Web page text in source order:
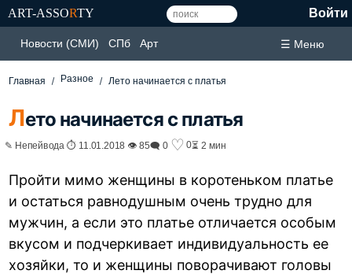
ART-ASSORTY Войти
Новости (СМИ) СПб Арт ☰ Меню
Главная Разное Лето начинается с платья
Лето начинается с платья
✎ Непейвода ⏱ 11.01.2018 👁 85🗨 0 ♡ 0⏳ 2 мин
Пройти мимо женщины в коротеньком платье
и остаться равнодушным очень трудно для
мужчин, а если это платье отличается особым
вкусом и подчеркивает индивидуальность ее
хозяйки, то и женщины поворачивают головы